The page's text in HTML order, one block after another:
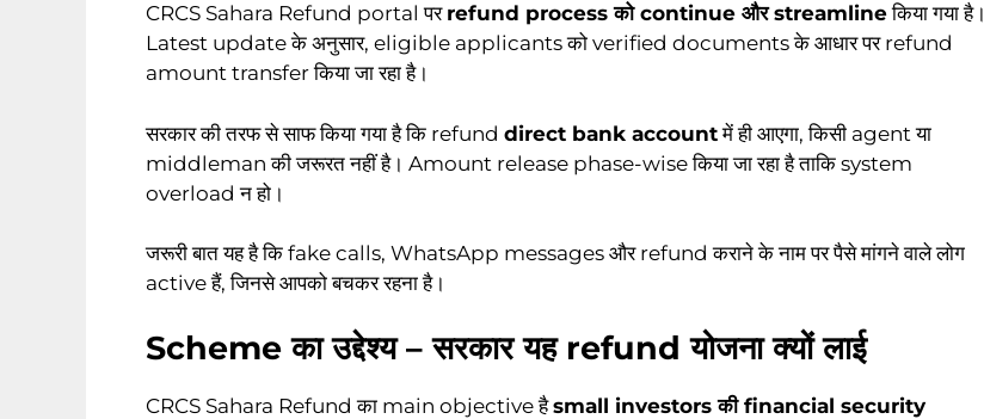
CRCS Sahara Refund portal पर refund process को continue और streamlineकिया गया है।
Latest update के अनुसार, eligible applicants को verified documents के आधार पर refund
amount transfer किया जा रहा है।
सरकार की तरफ से साफ किया गया है कि refund direct bank accountमें ही आएगा, किसी agent या
middleman की जरूरत नहीं है। Amount release phase-wise किया जा रहा है ताकि system
overload न हो।
जरूरी बात यह है कि fake calls, WhatsApp messages और refund कराने के नाम पर पैसे मांगने वाले लोग
active हैं, जिनसे आपको बचकर रहना है।
Scheme का उद्देश्य – सरकार यह refund योजना क्यों लाई
CRCS Sahara Refund का main objective हैsmall investors की financial security